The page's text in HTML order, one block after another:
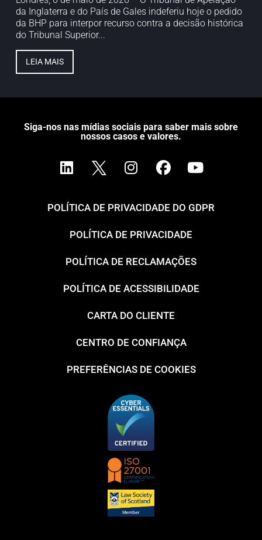
da Inglaterra e do País de Gales indeferiu hoje o pedido
da BHP para interpor recurso contra a decisão histórica
do Tribunal Superior...
LEIA MAIS
Siga-nos nas mídias sociais para saber mais sobre
nossos casos e valores.
POLÍTICA DE PRIVACIDADE DO GDPR
POLÍTICA DE PRIVACIDADE
POLÍTICA DE RECLAMAÇÕES
POLÍTICA DE ACESSIBILIDADE
CARTA DO CLIENTE
CENTRO DE CONFIANÇA
PREFERÊNCIAS DE COOKIES